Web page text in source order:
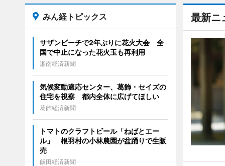
最新ニ
みん経トピックス
サザンビーチで2年ぶりに花火大会 全
国で中止になった花火玉も再利用
湘南経済新聞
気候変動適応センター、葛飾・セイズの
住宅を視察 都内全体に広げてほしい
葛飾経済新聞
トマトのクラフトビール「ねばとエー
ル」 根羽村の小林農園が盆踊りで生販
売
飯田経済新聞